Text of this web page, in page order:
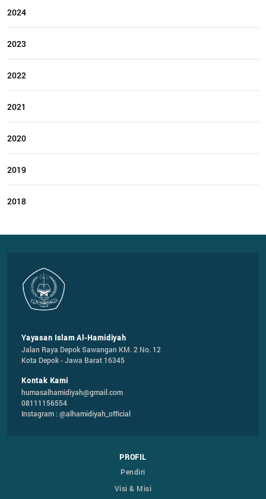
2024
2023
2022
2021
2020
2019
2018
Yayasan Islam Al-Hamidiyah
Jalan Raya Depok Sawangan KM. 2 No. 12
Kota Depok - Jawa Barat 16345
Kontak Kami
humasalhamidiyah@gmail.com
08111156554
Instagram : @alhamidiyah_official
PROFIL
Pendiri
Visi & Misi